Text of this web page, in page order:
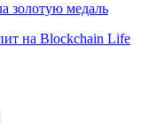
золотую медаль
на Blockchain Life